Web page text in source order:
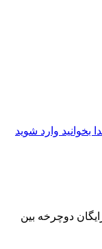
وارد شوید
دوچرخه بین